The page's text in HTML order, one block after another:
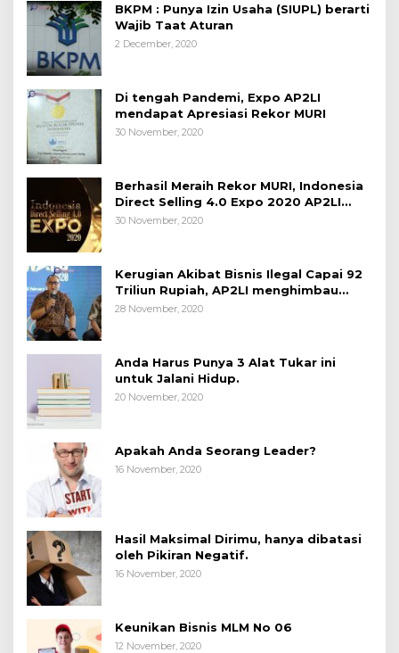
BKPM : Punya Izin Usaha (SIUPL) berarti
Wajib Taat Aturan
2 December, 2020
Di tengah Pandemi, Expo AP2LI
mendapat Apresiasi Rekor MURI
30 November, 2020
Berhasil Meraih Rekor MURI, Indonesia
Direct Selling 4.0 Expo 2020 AP2LI
berakhir sangat memuaskan
30 November, 2020
Kerugian Akibat Bisnis Ilegal Capai 92
Triliun Rupiah, AP2LI menghimbau
masyarakat Waspada.
28 November, 2020
Anda Harus Punya 3 Alat Tukar ini
untuk Jalani Hidup.
20 November, 2020
Apakah Anda Seorang Leader?
16 November, 2020
Hasil Maksimal Dirimu, hanya dibatasi
oleh Pikiran Negatif.
16 November, 2020
Keunikan Bisnis MLM No 06
12 November, 2020